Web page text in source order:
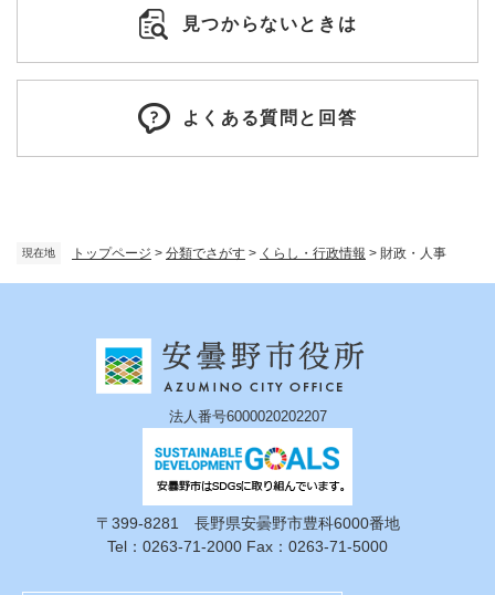
現在地 トップページ > 分類でさがす > くらし・行政情報 > 財政・人事
見つからないときは
よくある質問と回答
法人番号6000020202207
〒399-8281 長野県安曇野市豊科6000番地
Tel：0263-71-2000 Fax：0263-71-5000